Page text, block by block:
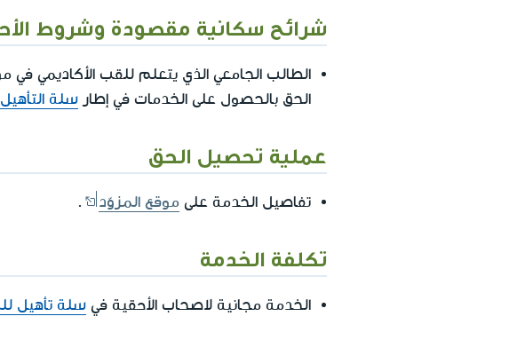
شرائح سكانية مقصودة وشروط
الطالب الجامعي الذي يتعلم للقب الأكاديمي في
الحق بالحصول على الخدمات في إطار سلة التأهيل
عملية تحصيل الحق
تفاصيل الخدمة على موقع المزوّد .
تكلفة الخدمة
الخدمة مجانية لاصحاب الأحقية في سلة تأهيل